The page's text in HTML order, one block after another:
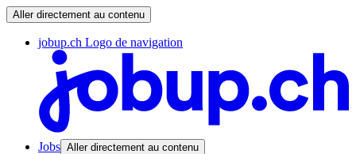
Aller directement au contenu
jobup.ch Logo de navigation
Jobs Aller directement au contenu